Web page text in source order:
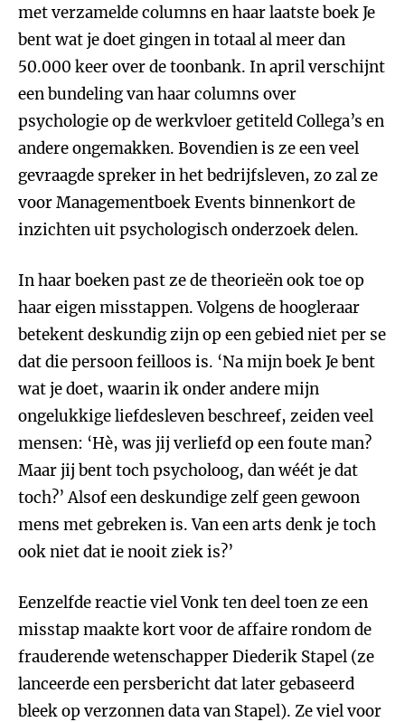
met verzamelde columns en haar laatste boek Je
bent wat je doet gingen in totaal al meer dan
50.000 keer over de toonbank. In april verschijnt
een bundeling van haar columns over
psychologie op de werkvloer getiteld Collega’s en
andere ongemakken. Bovendien is ze een veel
gevraagde spreker in het bedrijfsleven, zo zal ze
voor Managementboek Events binnenkort de
inzichten uit psychologisch onderzoek delen.
In haar boeken past ze de theorieën ook toe op
haar eigen misstappen. Volgens de hoogleraar
betekent deskundig zijn op een gebied niet per se
dat die persoon feilloos is. ‘Na mijn boek Je bent
wat je doet, waarin ik onder andere mijn
ongelukkige liefdesleven beschreef, zeiden veel
mensen: ‘Hè, was jij verliefd op een foute man?
Maar jij bent toch psycholoog, dan wéét je dat
toch?’ Alsof een deskundige zelf geen gewoon
mens met gebreken is. Van een arts denk je toch
ook niet dat ie nooit ziek is?’
Eenzelfde reactie viel Vonk ten deel toen ze een
misstap maakte kort voor de affaire rondom de
frauderende wetenschapper Diederik Stapel (ze
lanceerde een persbericht dat later gebaseerd
bleek op verzonnen data van Stapel). Ze viel voor